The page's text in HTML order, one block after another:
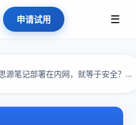
申请试用 ☰
思源笔记部署在内网，就等于安全？别高估了“自...